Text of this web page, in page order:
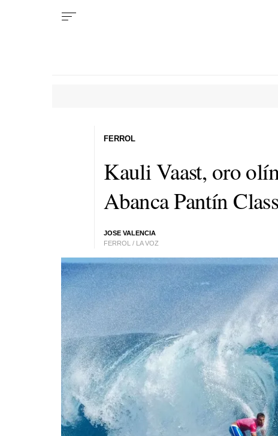
Kauli Vaast, oro
Abanca Pantín
JOSE VALENCIA
FERROL / LA VOZ
FERROL